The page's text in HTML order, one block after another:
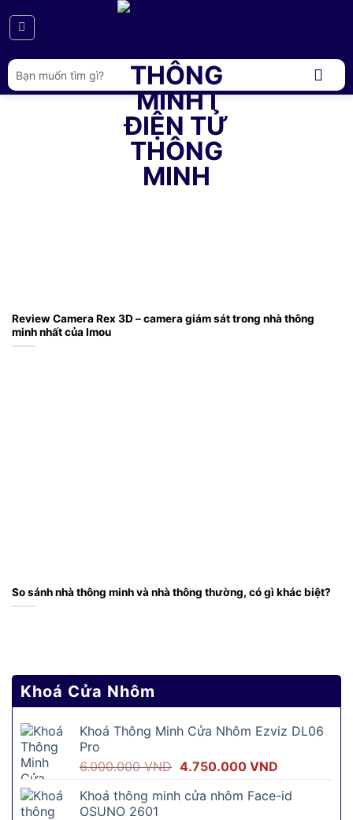
qua
dung
Tìm
kiếm:
Review Camera Rex 3D – camera giám sát trong nhà thông
minh nhất của Imou
So sánh nhà thông minh và nhà thông thường, có gì khác biệt?
Khoá Cửa Nhôm
Khoá Thông Minh Cửa Nhôm Ezviz DL06
Pro
6.000.000VND Giá
là:
4.750.000 VNDGiá
tại
Khoá thông minh cửa nhôm Face-id
OSUNO 2601